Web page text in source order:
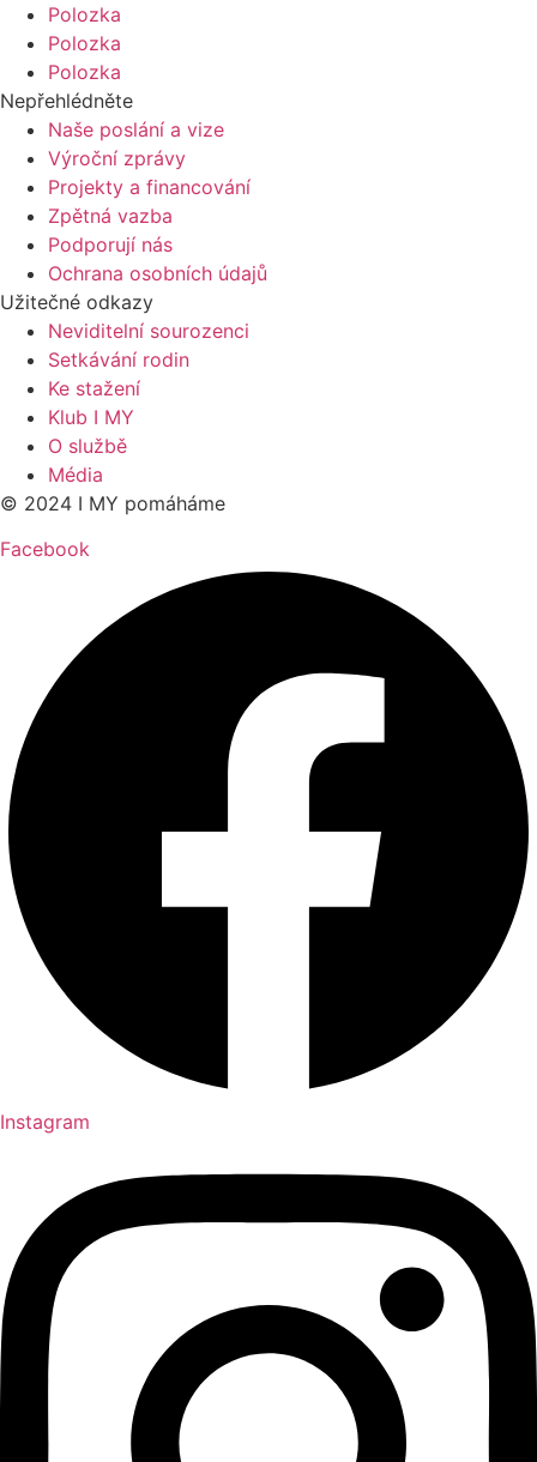
Polozka
Polozka
Polozka
Nepřehlédněte
Naše poslání a vize
Výroční zprávy
Projekty a financování
Zpětná vazba
Podporují nás
Ochrana osobních údajů
Užitečné odkazy
Neviditelní sourozenci
Setkávání rodin
Ke stažení
Klub I MY
O službě
Média
© 2024 I MY pomáháme
Facebook
Instagram